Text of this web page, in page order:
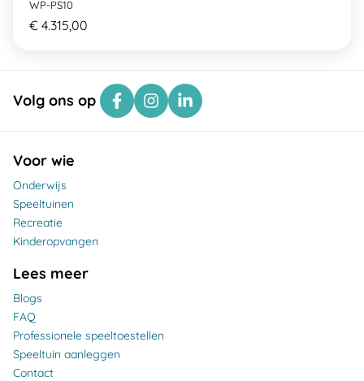
WP-PS10
€ 4.315,00
Volg ons op
Voor wie
Onderwijs
Speeltuinen
Recreatie
Kinderopvangen
Lees meer
Blogs
FAQ
Professionele speeltoestellen
Speeltuin aanleggen
Contact